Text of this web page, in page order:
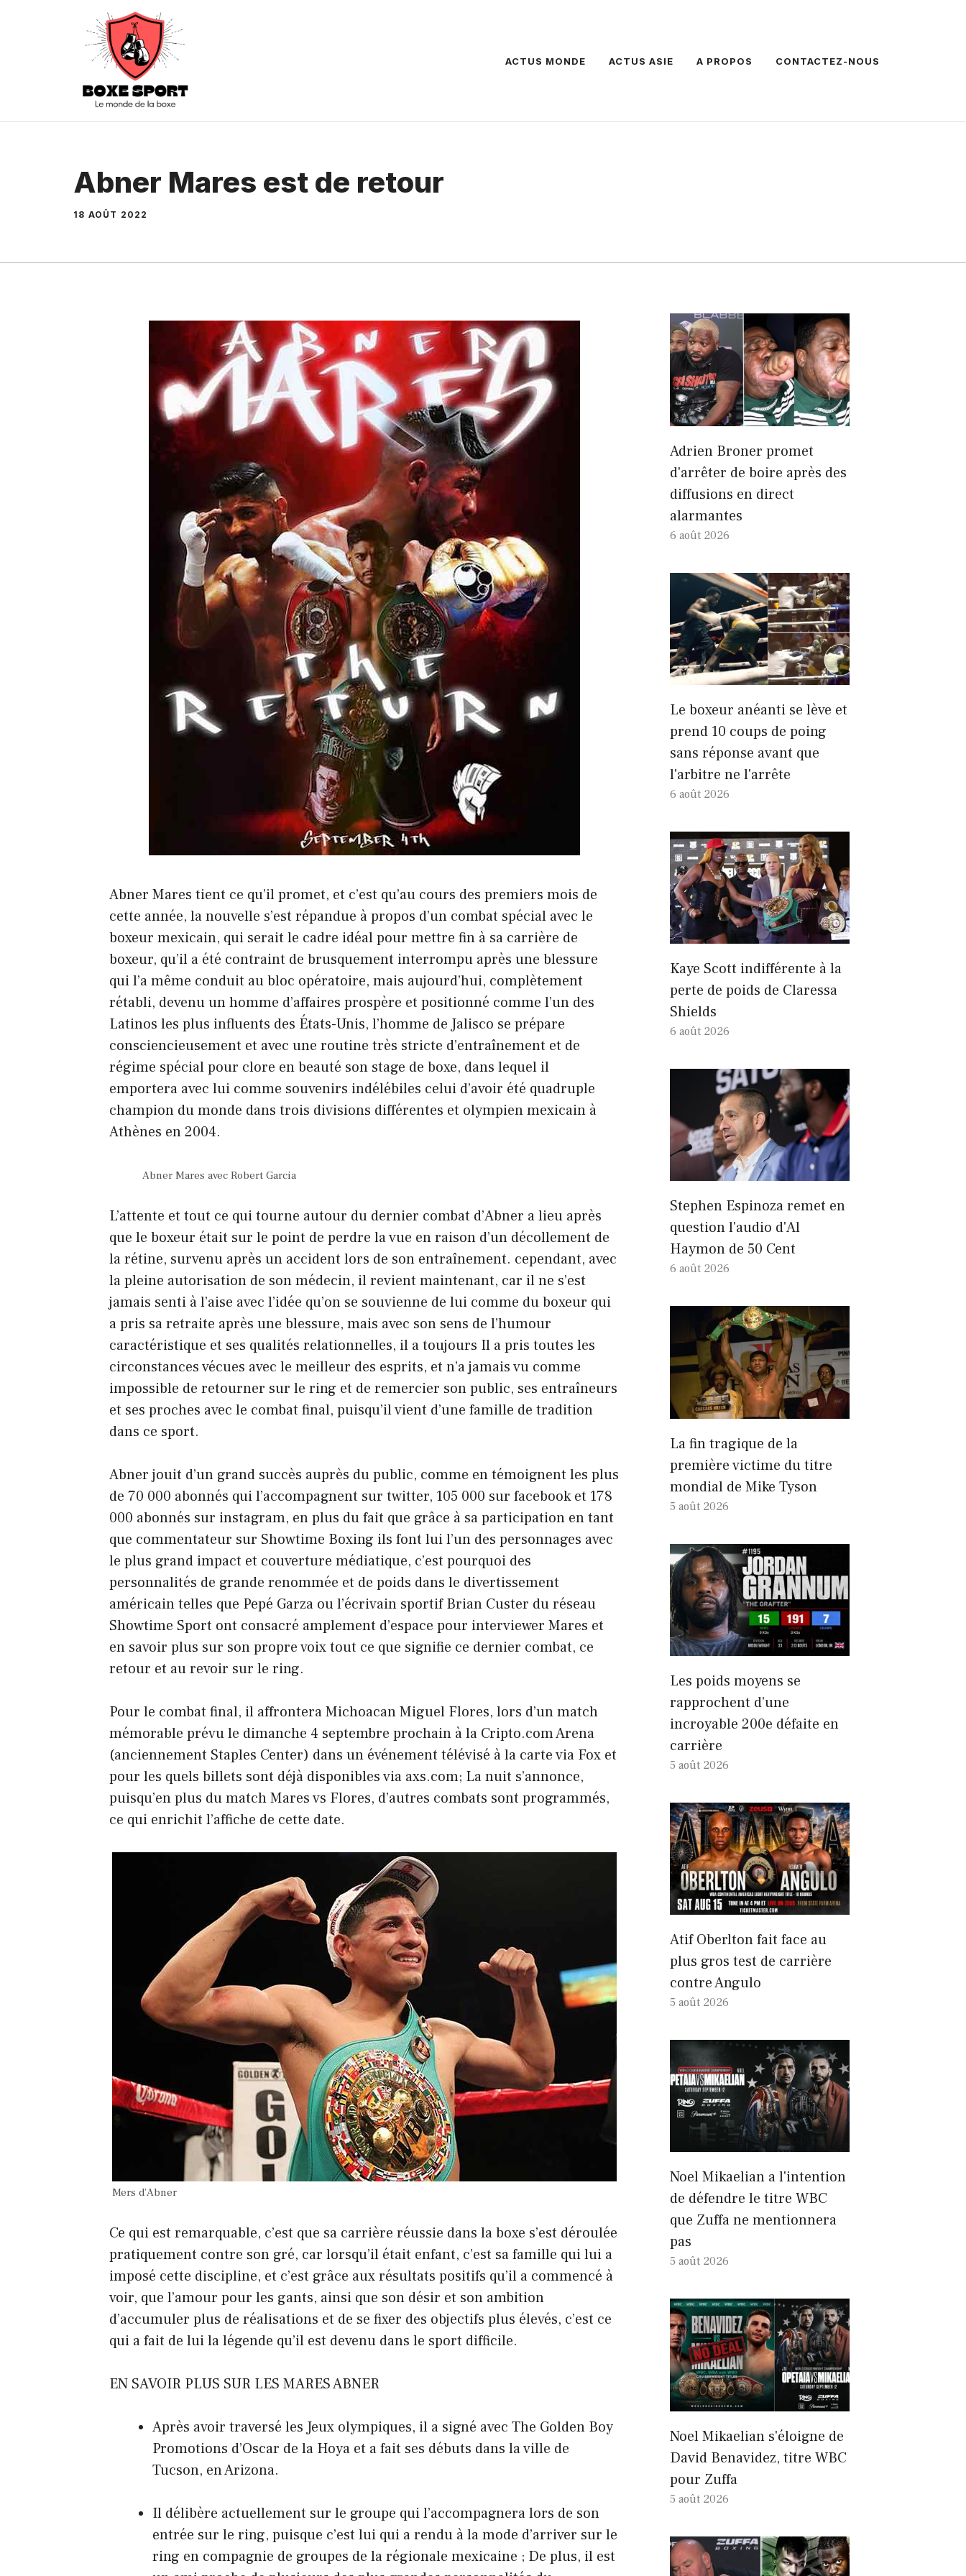
ACTUS MONDE ACTUS ASIE A PROPOS CONTACTEZ-NOUS
Abner Mares est de retour
18 AOÛT 2022
Abner Mares tient ce qu’il promet, et c’est qu’au cours des premiers mois de
cette année, la nouvelle s’est répandue à propos d’un combat spécial avec le
boxeur mexicain, qui serait le cadre idéal pour mettre fin à sa carrière de
boxeur, qu’il a été contraint de brusquement interrompu après une blessure
qui l’a même conduit au bloc opératoire, mais aujourd’hui, complètement
rétabli, devenu un homme d’affaires prospère et positionné comme l’un des
Latinos les plus influents des États-Unis, l’homme de Jalisco se prépare
consciencieusement et avec une routine très stricte d’entraînement et de
régime spécial pour clore en beauté son stage de boxe, dans lequel il
emportera avec lui comme souvenirs indélébiles celui d’avoir été quadruple
champion du monde dans trois divisions différentes et olympien mexicain à
Athènes en 2004.
Abner Mares avec Robert Garcia
L’attente et tout ce qui tourne autour du dernier combat d’Abner a lieu après
que le boxeur était sur le point de perdre la vue en raison d’un décollement de
la rétine, survenu après un accident lors de son entraînement. cependant, avec
la pleine autorisation de son médecin, il revient maintenant, car il ne s’est
jamais senti à l’aise avec l’idée qu’on se souvienne de lui comme du boxeur qui
a pris sa retraite après une blessure, mais avec son sens de l’humour
caractéristique et ses qualités relationnelles, il a toujours Il a pris toutes les
circonstances vécues avec le meilleur des esprits, et n’a jamais vu comme
impossible de retourner sur le ring et de remercier son public, ses entraîneurs
et ses proches avec le combat final, puisqu’il vient d’une famille de tradition
dans ce sport.
Abner jouit d’un grand succès auprès du public, comme en témoignent les plus
de 70 000 abonnés qui l’accompagnent sur twitter, 105 000 sur facebook et 178
000 abonnés sur instagram, en plus du fait que grâce à sa participation en tant
que commentateur sur Showtime Boxing ils font lui l’un des personnages avec
le plus grand impact et couverture médiatique, c’est pourquoi des
personnalités de grande renommée et de poids dans le divertissement
américain telles que Pepé Garza ou l’écrivain sportif Brian Custer du réseau
Showtime Sport ont consacré amplement d’espace pour interviewer Mares et
en savoir plus sur son propre voix tout ce que signifie ce dernier combat, ce
retour et au revoir sur le ring.
Pour le combat final, il affrontera Michoacan Miguel Flores, lors d’un match
mémorable prévu le dimanche 4 septembre prochain à la Cripto.com Arena
(anciennement Staples Center) dans un événement télévisé à la carte via Fox et
pour les quels billets sont déjà disponibles via axs.com; La nuit s’annonce,
puisqu’en plus du match Mares vs Flores, d’autres combats sont programmés,
ce qui enrichit l’affiche de cette date.
Mers d’Abner
Ce qui est remarquable, c’est que sa carrière réussie dans la boxe s’est déroulée
pratiquement contre son gré, car lorsqu’il était enfant, c’est sa famille qui lui a
imposé cette discipline, et c’est grâce aux résultats positifs qu’il a commencé à
voir, que l’amour pour les gants, ainsi que son désir et son ambition
d’accumuler plus de réalisations et de se fixer des objectifs plus élevés, c’est ce
qui a fait de lui la légende qu’il est devenu dans le sport difficile.
EN SAVOIR PLUS SUR LES MARES ABNER
Après avoir traversé les Jeux olympiques, il a signé avec The Golden Boy
Promotions d’Oscar de la Hoya et a fait ses débuts dans la ville de
Tucson, en Arizona.
Il délibère actuellement sur le groupe qui l’accompagnera lors de son
entrée sur le ring, puisque c’est lui qui a rendu à la mode d’arriver sur le
ring en compagnie de groupes de la régionale mexicaine ; De plus, il est
Adrien Broner promet
d'arrêter de boire après des
diffusions en direct
alarmantes
6 août 2026
Le boxeur anéanti se lève et
prend 10 coups de poing
sans réponse avant que
l'arbitre ne l'arrête
6 août 2026
Kaye Scott indifférente à la
perte de poids de Claressa
Shields
6 août 2026
Stephen Espinoza remet en
question l'audio d'Al
Haymon de 50 Cent
6 août 2026
La fin tragique de la
première victime du titre
mondial de Mike Tyson
5 août 2026
Les poids moyens se
rapprochent d’une
incroyable 200e défaite en
carrière
5 août 2026
Atif Oberlton fait face au
plus gros test de carrière
contre Angulo
5 août 2026
Noel Mikaelian a l'intention
de défendre le titre WBC
que Zuffa ne mentionnera
pas
5 août 2026
Noel Mikaelian s'éloigne de
David Benavidez, titre WBC
pour Zuffa
5 août 2026